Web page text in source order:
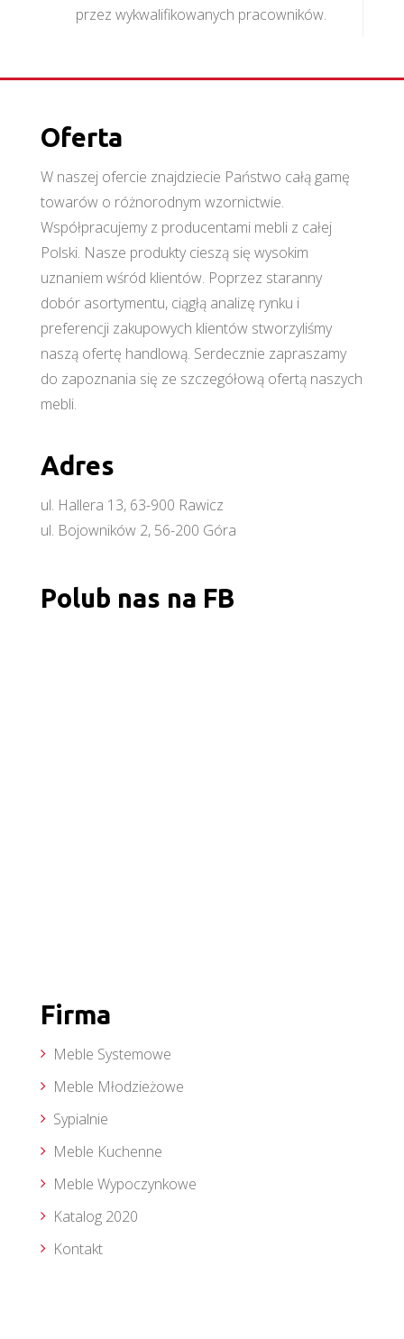
przez wykwalifikowanych pracowników.
Oferta
W naszej ofercie znajdziecie Państwo całą gamę
towarów o różnorodnym wzornictwie.
Współpracujemy z producentami mebli z całej
Polski. Nasze produkty cieszą się wysokim
uznaniem wśród klientów. Poprzez staranny
dobór asortymentu, ciągłą analizę rynku i
preferencji zakupowych klientów stworzyliśmy
naszą ofertę handlową. Serdecznie zapraszamy
do zapoznania się ze szczegółową ofertą naszych
mebli.
Adres
ul. Hallera 13, 63-900 Rawicz
ul. Bojowników 2, 56-200 Góra
Polub nas na FB
Firma
Meble Systemowe
Meble Młodzieżowe
Sypialnie
Meble Kuchenne
Meble Wypoczynkowe
Katalog 2020
Kontakt